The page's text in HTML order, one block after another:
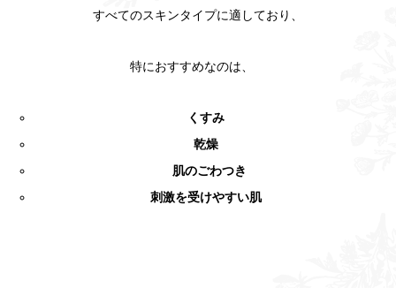
すべてのスキンタイプに適しており、
特におすすめなのは、
くすみ
乾燥
肌のごわつき
刺激を受けやすい肌